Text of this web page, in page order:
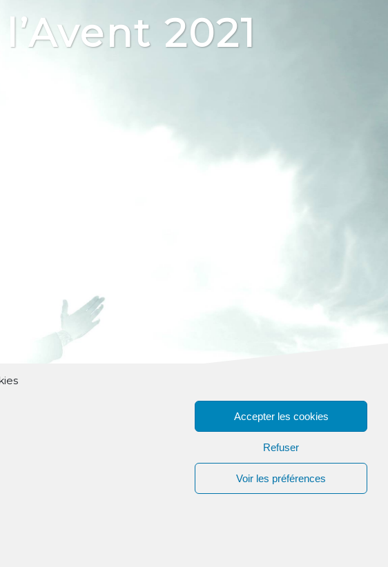
Accepter les cookies
Refuser
Voir les préférences
2021